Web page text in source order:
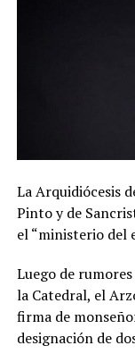
La Arquidiócesis
Pinto y de
el “ministerio del
Luego de
la Catedral, el
firma de
designación de